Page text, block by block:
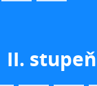
II. stupeň